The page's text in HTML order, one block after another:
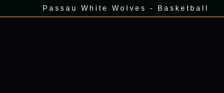
Passau White Wolves - Basketball